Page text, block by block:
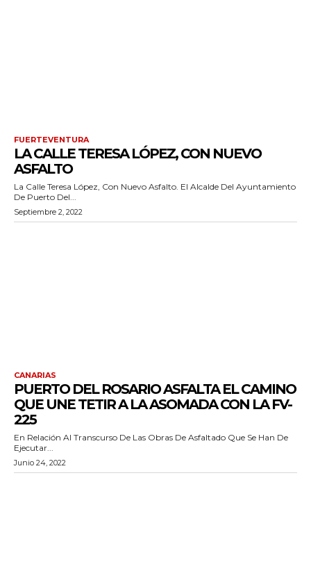
FUERTEVENTURA
LA CALLE TERESA LÓPEZ, CON NUEVO
ASFALTO
La Calle Teresa López, Con Nuevo Asfalto. El Alcalde Del Ayuntamiento
De Puerto Del...
Septiembre 2, 2022
CANARIAS
PUERTO DEL ROSARIO ASFALTA EL CAMINO
QUE UNE TETIR A LA ASOMADA CON LA FV-
225
En Relación Al Transcurso De Las Obras De Asfaltado Que Se Han De
Ejecutar...
Junio 24, 2022